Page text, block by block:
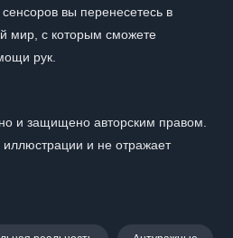
вы перенесетесь в
мир, с которым сможете
рук.
и защищено авторским правом.
и не отражает